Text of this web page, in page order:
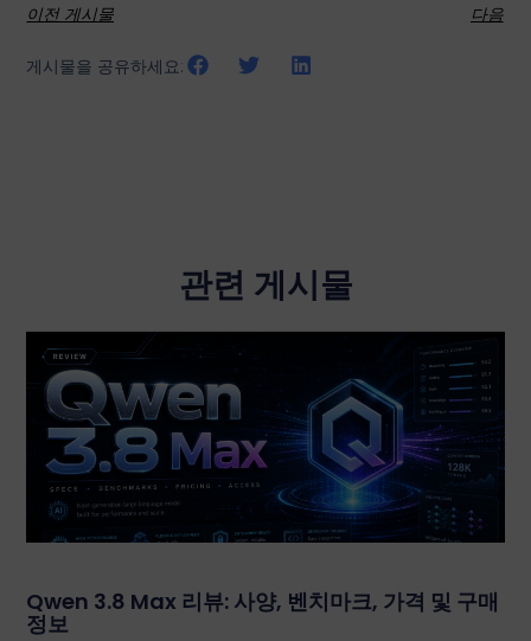
이전 게시물 다음
게시물을 공유하세요:
관련 게시물
Qwen 3.8 Max 리뷰: 사양, 벤치마크, 가격 및 구매
정보